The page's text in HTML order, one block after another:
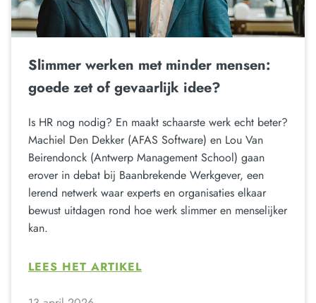
Slimmer werken met minder mensen:
goede zet of gevaarlijk idee?
Is HR nog nodig? En maakt schaarste werk echt beter?
Machiel Den Dekker (AFAS Software) en Lou Van
Beirendonck (Antwerp Management School) gaan
erover in debat bij Baanbrekende Werkgever, een
lerend netwerk waar experts en organisaties elkaar
bewust uitdagen rond hoe werk slimmer en menselijker
kan.
LEES HET ARTIKEL